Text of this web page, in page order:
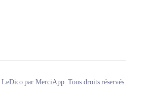
par MerciApp. Tous droits réservés.